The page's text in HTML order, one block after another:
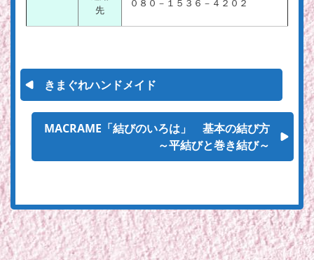
先
０８０－１５３６－４２０２
きまぐれハンドメイド
MACRAME「結びのいろは」 基本の結び方
～平結びと巻き結び～